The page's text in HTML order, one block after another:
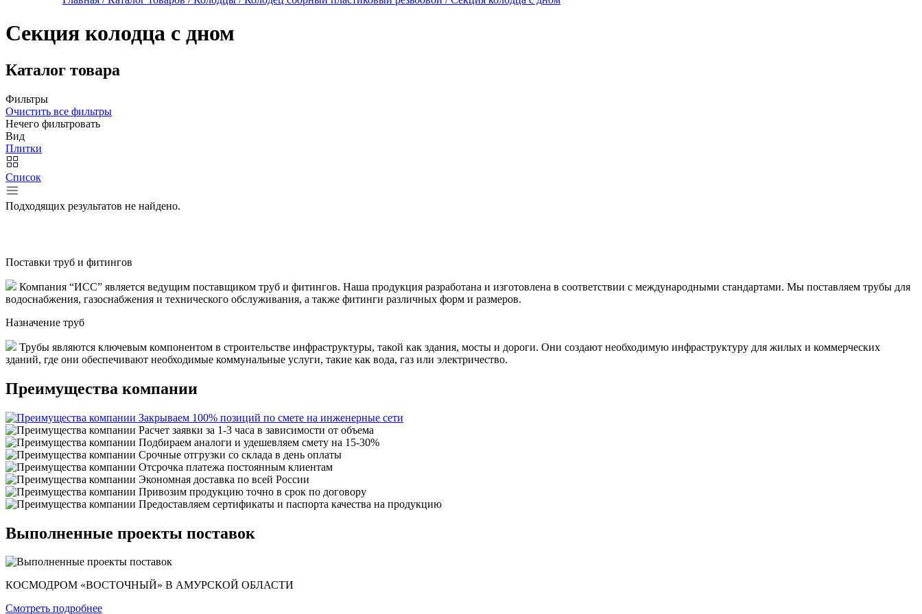
Секция колодца с дном
Каталог товара
Фильтры
Очистить все фильтры
Нечего фильтровать
Вид
Плитки
Список
Подходящих результатов не найдено.
Поставки труб и фитингов
Компания “ИСС” является ведущим поставщиком труб и фитингов. Наша продукция разработана и изготовлена в соответствии с международными стандартами. Мы поставляем трубы для
водоснабжения, газоснабжения и технического обслуживания, а также фитинги различных форм и размеров.
Назначение труб
Трубы являются ключевым компонентом в строительстве инфраструктуры, такой как здания, мосты и дороги. Они создают необходимую инфраструктуру для жилых и коммерческих
зданий, где они обеспечивают необходимые коммунальные услуги, такие как вода, газ или электричество.
Преимущества компании
Закрываем 100% позиций по смете на инженерные сети
Расчет заявки за 1-3 часа в зависимости от объема
Подбираем аналоги и удешевляем смету на 15-30%
Срочные отгрузки со склада в день оплаты
Отсрочка платежа постоянным клиентам
Экономная доставка по всей России
Привозим продукцию точно в срок по договору
Предоставляем сертификаты и паспорта качества на продукцию
Выполненные проекты поставок
КОСМОДРОМ «ВОСТОЧНЫЙ» В АМУРСКОЙ ОБЛАСТИ
Смотреть подробнее